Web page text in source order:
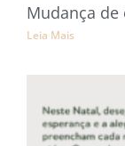
Mudança de
Leia Mais